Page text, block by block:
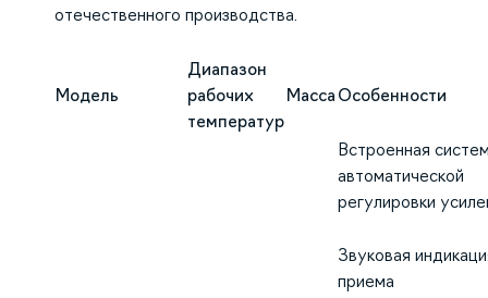
отечественного производства.
Модель
Диапазон
рабочих
температур
Масса Особенности
Встроенная
автоматической
регулировки
Звуковая
приема